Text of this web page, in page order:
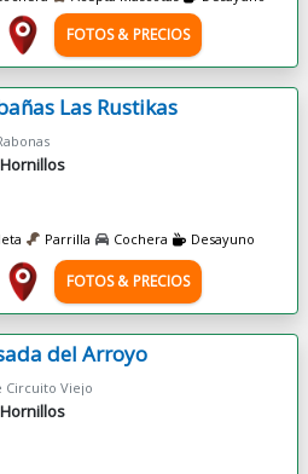
FOTOS & PRECIOS
Las Rustikas
Parrilla Cochera Desayuno
FOTOS & PRECIOS
del Arroyo
Circuito Viejo